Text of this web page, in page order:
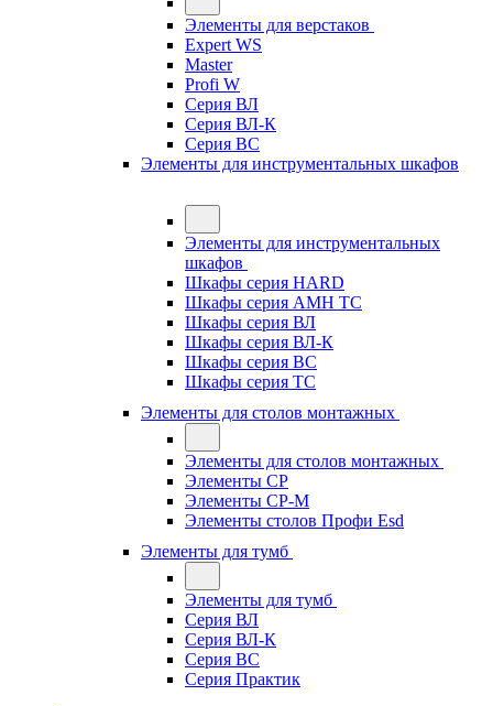
Элементы для верстаков
Expert WS
Master
Profi W
Серия ВЛ
Серия ВЛ-К
Серия ВС
Элементы для инструментальных шкафов
Элементы для инструментальных
шкафов
Шкафы серия HARD
Шкафы серия АМН ТС
Шкафы серия ВЛ
Шкафы серия ВЛ-К
Шкафы серия ВС
Шкафы серия ТС
Элементы для столов монтажных
Элементы для столов монтажных
Элементы СР
Элементы СР-М
Элементы столов Профи Esd
Элементы для тумб
Элементы для тумб
Серия ВЛ
Серия ВЛ-К
Серия ВС
Серия Практик